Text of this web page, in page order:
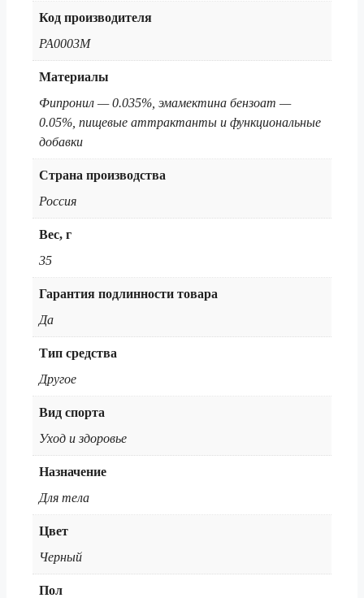
Код производителя
PA0003M
Материалы
Фипронил — 0.035%, эмамектина бензоат —
0.05%, пищевые аттрактанты и функциональные
добавки
Страна производства
Россия
Вес, г
35
Гарантия подлинности товара
Да
Тип средства
Другое
Вид спорта
Уход и здоровье
Назначение
Для тела
Цвет
Черный
Пол